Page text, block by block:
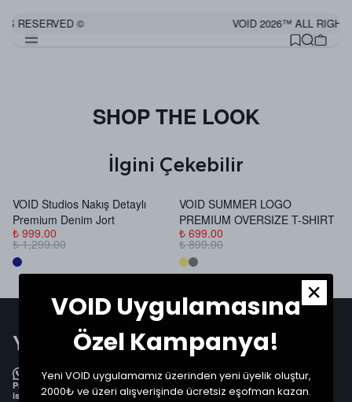
RESERVED © VOID 2026™ ALL
SHOP THE LOOK
İlgini Çekebilir
VOID Studios Nakış Detaylı
Premium Denim Jort
₺ 999.00
₺ 1,299.00
VOID SUMMER LOGO
PREMIUM OVERSIZE T-SHIRT
₺ 699.00
₺ 899.00
Yardıma ihtiyacın var mı?
WhatsApp
Pazartesi’den Cumartesi’ye 09:00 - 02:00 saatleri arasında, Pazar günleri
ise 09:00 - 18:00 saatleri arasında.
VOID Uygulamasına
Özel Kampanya!
Yeni VOID uygulamamız üzerinden yeni üyelik oluştur,
2000₺ ve üzeri alışverişinde ücretsiz eşofman kazan.